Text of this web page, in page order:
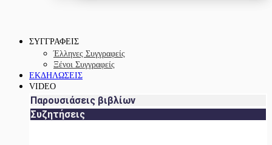
ΣΥΓΓΡΑΦΕΙΣ
Έλληνες Συγγραφείς
Ξένοι Συγγραφείς
ΕΚΔΗΛΩΣΕΙΣ
VIDEO
Παρουσιάσεις βιβλίων
Συζητήσεις